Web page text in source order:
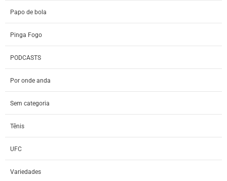
Papo de bola
Pinga Fogo
PODCASTS
Por onde anda
Sem categoria
Tênis
UFC
Variedades